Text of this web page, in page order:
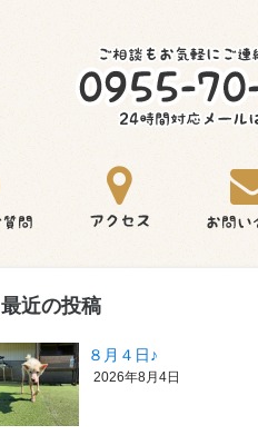
最近の投稿
８月４日♪
2026年8月4日